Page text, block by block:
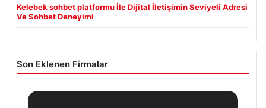
Kelebek sohbet platformu İle Dijital İletişimin Seviyeli Adresi
Ve Sohbet Deneyimi
Son Eklenen Firmalar